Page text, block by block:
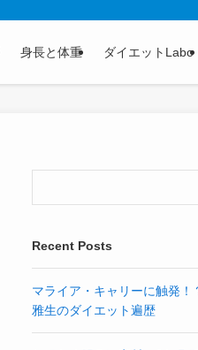
身長と体重 ダイエットLabo
Recent Posts
マライア・キャリーに触発
雅生のダイエット遍歴